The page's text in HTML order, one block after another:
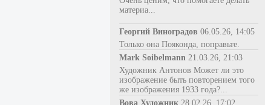
материа...
Георгий Виноградов 06.05.26, 14:05
Только она Пояконда, поправьте.
Mark Soibelmann 21.03.26, 21:03
Художник Антонов Может ли это
изображение быть повторением того
же изображения 1933 года?...
Вова Художник 28.02.26, 17:02